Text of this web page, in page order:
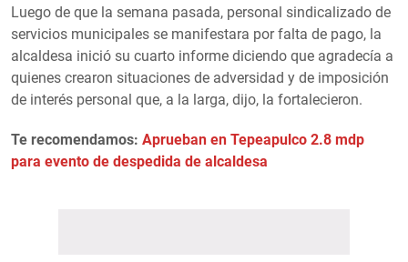
Luego de que la semana pasada, personal sindicalizado de
servicios municipales se manifestara por falta de pago, la
alcaldesa inició su cuarto informe diciendo que agradecía a
quienes crearon situaciones de adversidad y de imposición
de interés personal que, a la larga, dijo, la fortalecieron.
Te recomendamos: Aprueban en Tepeapulco 2.8 mdp
para evento de despedida de alcaldesa